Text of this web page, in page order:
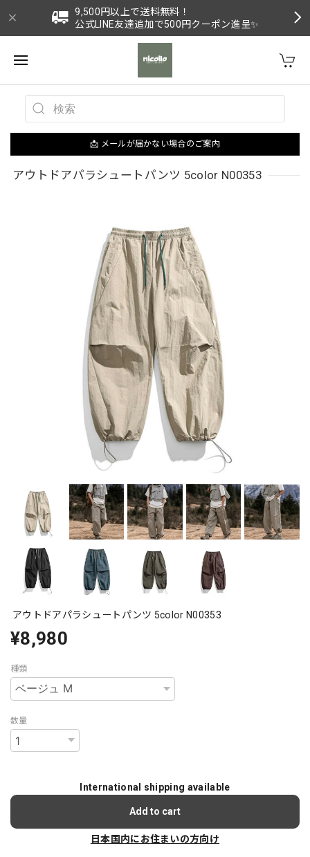
9,500円以上で送料無料！
公式LINE友達追加で500円クーポン進呈✨
📩 メールが届かない場合のご案内
アウトドアパラシュートパンツ 5color N00353
アウトドアパラシュートパンツ 5color N00353
¥8,980
種類
数量
International shipping available
Add to cart
日本国内にお住まいの方向け